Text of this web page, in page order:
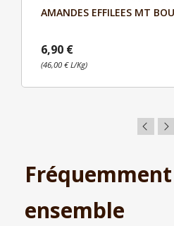

AMANDES EFFILEES MT
6,90 €
(46,00 € L/Kg)
ensemble